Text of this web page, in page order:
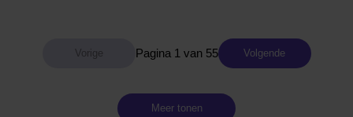
Pagina 1 van 55 Volgende
Meer tonen